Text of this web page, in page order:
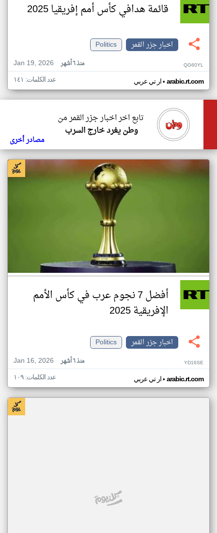
قائمة هدافي كأس أمم إفريقيا 2025
اخبار جزر القمر
Politics
Jan 19, 2026
منذ ٦ أشهر QG60YL
ار تي عربي• arabic.rt.com عدد الكلمات: ١٤١
تابع اخر اخبار جزر القمر من
وطن يغرد خارج السرب
مصادر أخرى
أفضل 7 نجوم عرب في كأس الأمم
الإفريقية 2025
اخبار جزر القمر
Politics
Jan 16, 2026
منذ ٦ أشهر YD16SE
ار تي عربي• arabic.rt.com عدد الكلمات: ١٠٩